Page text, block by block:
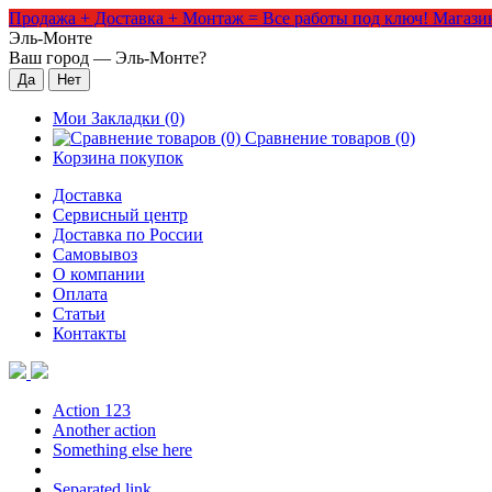
Продажа + Доставка + Монтаж = Все работы под ключ!
Эль-Монте
Ваш город — Эль-Монте?
Мои Закладки (0)
Сравнение товаров (0)
Корзина покупок
Доставка
Сервисный центр
Доставка по России
Самовывоз
О компании
Оплата
Статьи
Контакты
Action 123
Another action
Something else here